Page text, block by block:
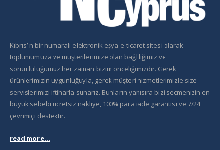
Kıbrıs’ın bir numaralı elektronik eşya e-ticaret sitesi olarak
toplumumuza ve müşterilerimize olan bağlılığımız ve
sorumluluğumuz her zaman bizim önceliğimizdir. Gerek
ürünlerimizin uygunluğuyla, gerek müşteri hizmetlerimizle size
servislerimizi iftiharla sunarız. Bunların yanısıra bizi seçmenizin en
büyük sebebi ücretsiz nakliye, 100% para iade garantisi ve 7/24
çevrimiçi destektir.
read more...